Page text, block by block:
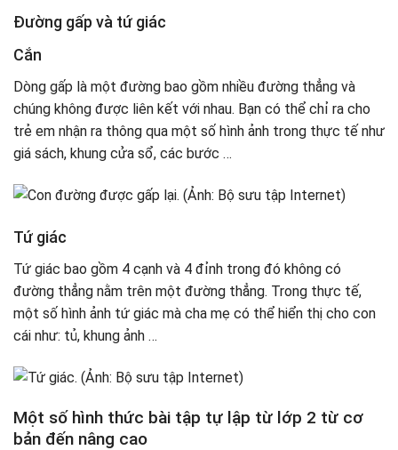
Đường gấp và tứ giác
Cắn
Dòng gấp là một đường bao gồm nhiều đường thẳng và
chúng không được liên kết với nhau. Bạn có thể chỉ ra cho
trẻ em nhận ra thông qua một số hình ảnh trong thực tế như
giá sách, khung cửa sổ, các bước …
Tứ giác
Tứ giác bao gồm 4 cạnh và 4 đỉnh trong đó không có
đường thẳng nằm trên một đường thẳng. Trong thực tế,
một số hình ảnh tứ giác mà cha mẹ có thể hiển thị cho con
cái như: tủ, khung ảnh …
Một số hình thức bài tập tự lập từ lớp 2 từ cơ
bản đến nâng cao